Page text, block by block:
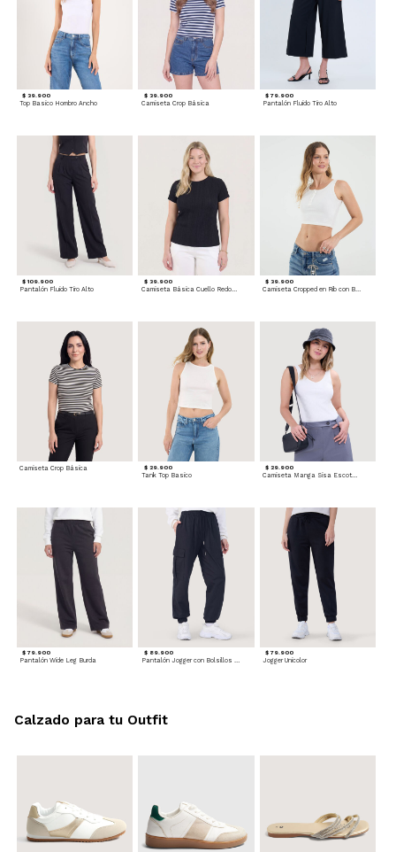
$ 39.900
Top Basico Hombro Ancho
$ 39.900
Camiseta Crop Básica
$ 79.900
Pantalón Fluido Tiro Alto
$ 109.900
Pantalón Fluido Tiro Alto
$ 39.900
Camiseta Básica Cuello Redondo
$ 39.900
Camiseta Crop Básica $ 29.900
Tank Top Basico
$ 29.900
$ 79.900
Pantalón Wide Leg Burda
$ 89.900
Pantalón Jogger con Bolsillos Cargo
$ 79.900
Jogger Unicolor
Calzado para tu Outfit